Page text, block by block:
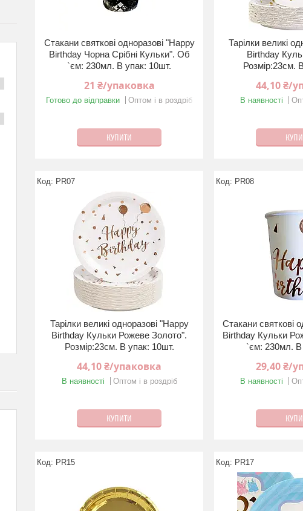
Стакани святкові одноразові "Happy
Birthday Чорна Срiбнi Кульки". Об
`єм: 230мл. В упак: 10шт.
21 ₴/упаковка
Готово до відправки Оптом і в роздріб
КУПИТИ
Тарілки великі
Birthday
Розмір:23см.
44,10 ₴/
В наявності
PR07
Тарілки великі одноразові "Happy
Birthday Кульки Рожеве Золото".
Розмір:23см. В упак: 10шт.
44,10 ₴/упаковка
В наявності Оптом і в роздріб
КУПИТИ
PR08
Стакани святкові
Birthday Кульки
`єм: 230мл. В
29,40 ₴/
В наявності
PR15 PR17